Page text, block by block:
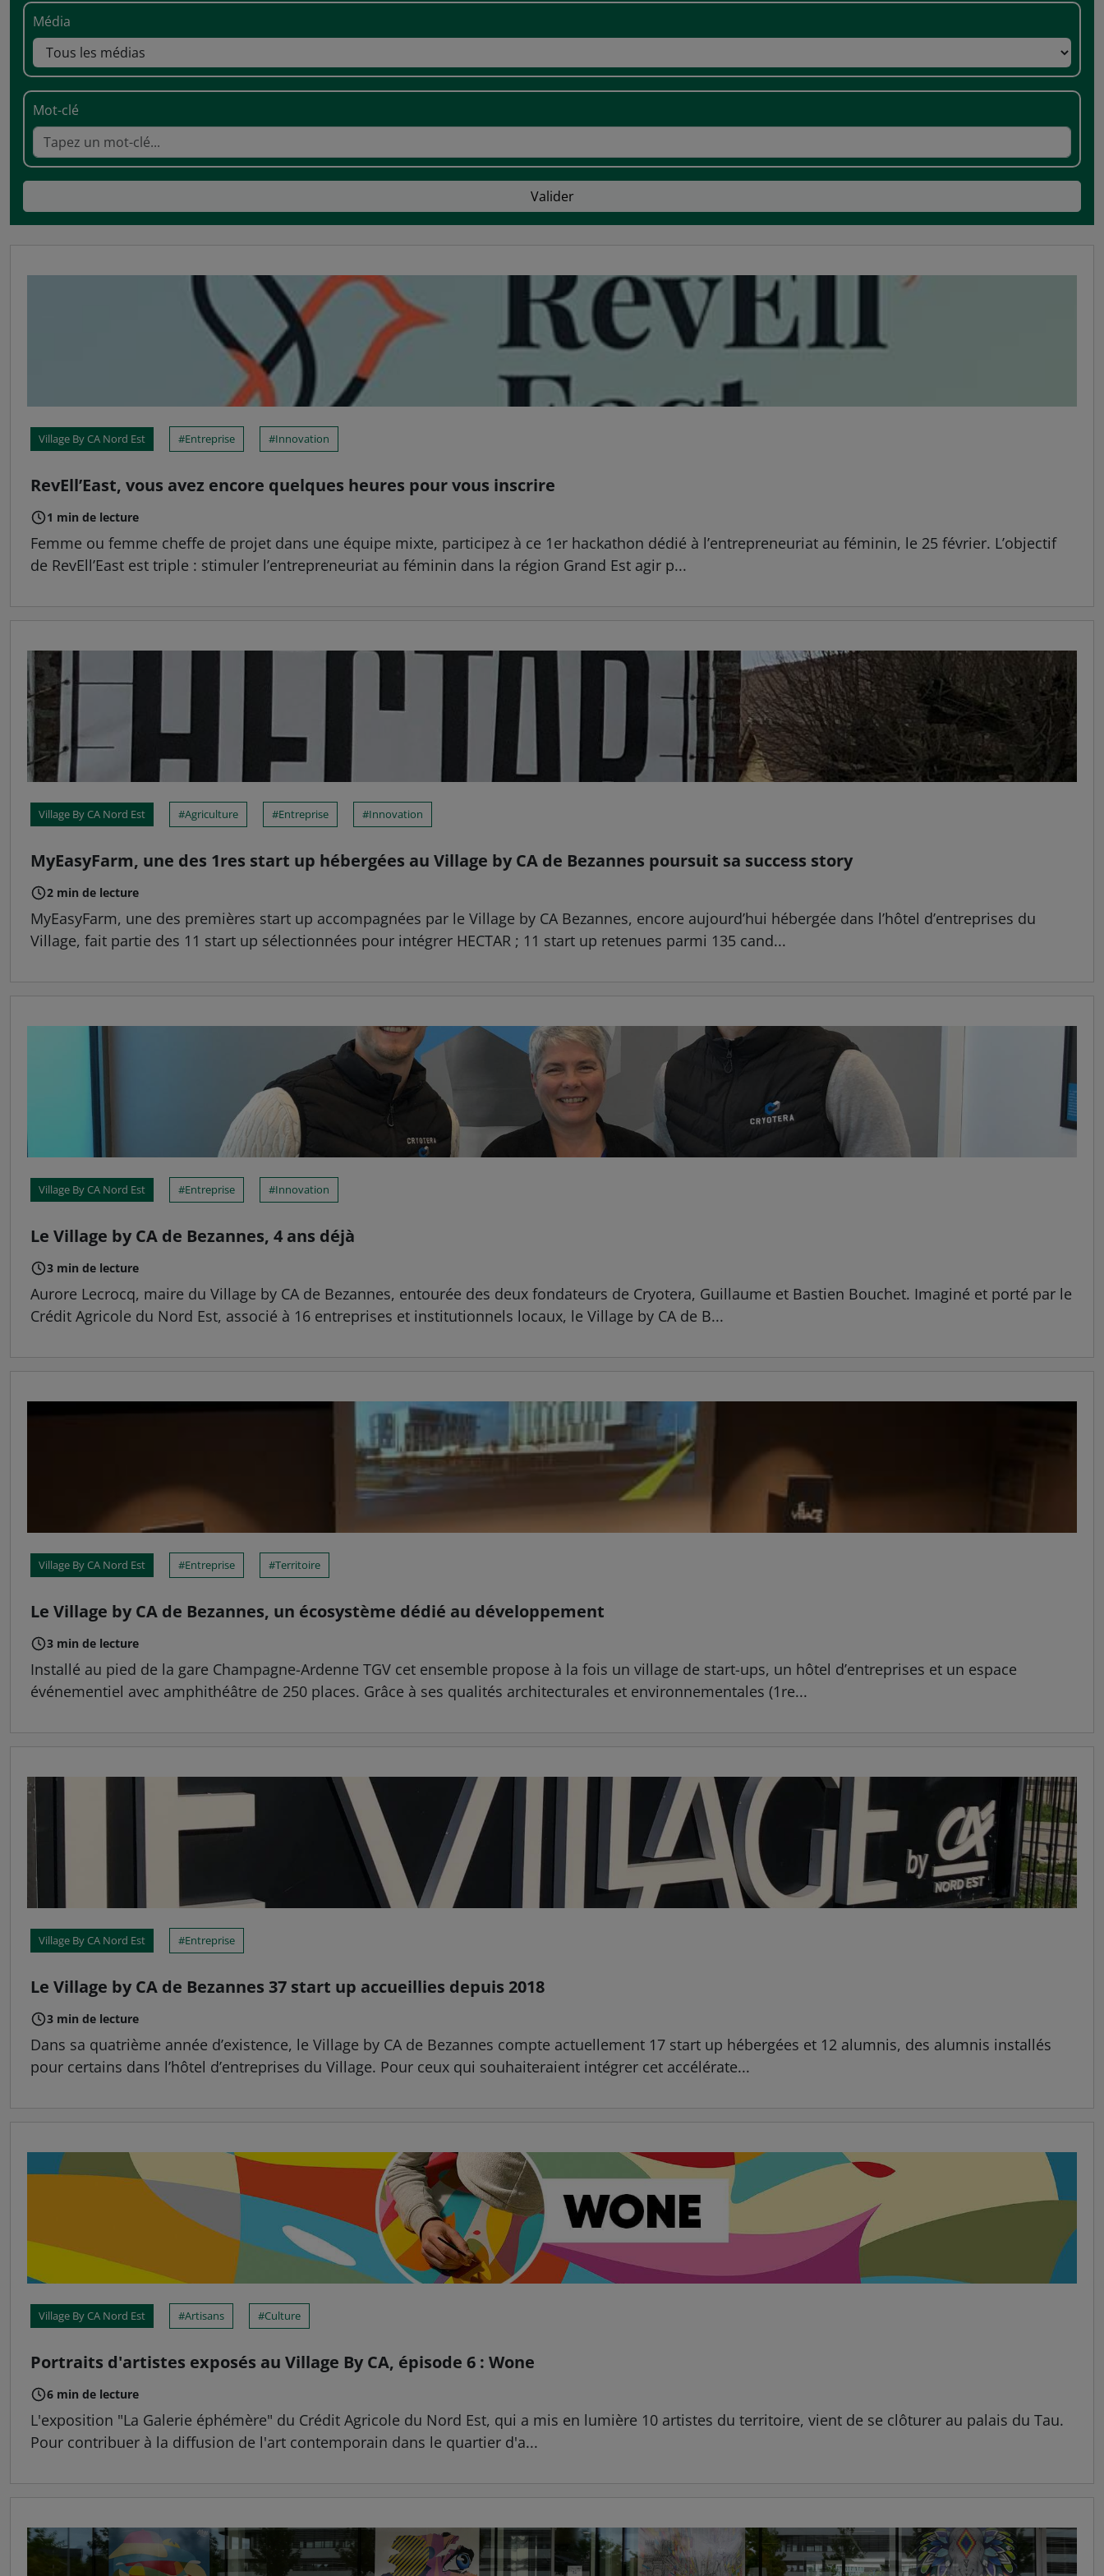
Média
Mot-clé
Valider
Village By CA Nord Est Entreprise Innovation
RevEll’East, vous avez encore quelques heures pour vous inscrire
1 min de lecture
Femme ou femme cheffe de projet dans une équipe mixte, participez à ce 1er hackathon dédié à l’entrepreneuriat au féminin, le 25 février. L’objectif
de RevEll’East est triple : stimuler l’entrepreneuriat au féminin dans la région Grand Est agir p...
Village By CA Nord Est Agriculture Entreprise Innovation
MyEasyFarm, une des 1res start up hébergées au Village by CA de Bezannes poursuit sa success story
2 min de lecture
MyEasyFarm, une des premières start up accompagnées par le Village by CA Bezannes, encore aujourd’hui hébergée dans l’hôtel d’entreprises du
Village, fait partie des 11 start up sélectionnées pour intégrer HECTAR ; 11 start up retenues parmi 135 cand...
Village By CA Nord Est Entreprise Innovation
Le Village by CA de Bezannes, 4 ans déjà
3 min de lecture
Aurore Lecrocq, maire du Village by CA de Bezannes, entourée des deux fondateurs de Cryotera, Guillaume et Bastien Bouchet. Imaginé et porté par le
Crédit Agricole du Nord Est, associé à 16 entreprises et institutionnels locaux, le Village by CA de B...
Village By CA Nord Est Entreprise Territoire
Le Village by CA de Bezannes, un écosystème dédié au développement
3 min de lecture
Installé au pied de la gare Champagne-Ardenne TGV cet ensemble propose à la fois un village de start-ups, un hôtel d’entreprises et un espace
événementiel avec amphithéâtre de 250 places. Grâce à ses qualités architecturales et environnementales (1re...
Village By CA Nord Est Entreprise
Le Village by CA de Bezannes 37 start up accueillies depuis 2018
3 min de lecture
Dans sa quatrième année d’existence, le Village by CA de Bezannes compte actuellement 17 start up hébergées et 12 alumnis, des alumnis installés
pour certains dans l’hôtel d’entreprises du Village. Pour ceux qui souhaiteraient intégrer cet accélérate...
Village By CA Nord Est Artisans Culture
Portraits d'artistes exposés au Village By CA, épisode 6 : Wone
6 min de lecture
L'exposition "La Galerie éphémère" du Crédit Agricole du Nord Est, qui a mis en lumière 10 artistes du territoire, vient de se clôturer au palais du Tau.
Pour contribuer à la diffusion de l'art contemporain dans le quartier d'a...